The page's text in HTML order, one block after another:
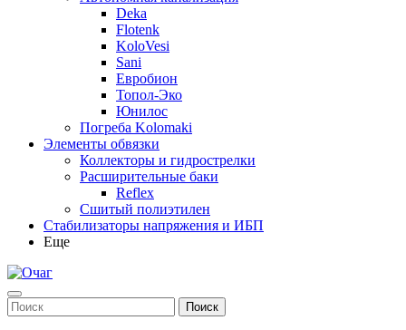
Deka
Flotenk
KoloVesi
Sani
Евробион
Топол-Эко
Юнилос
Погреба Kolomaki
Элементы обвязки
Коллекторы и гидрострелки
Расширительные баки
Reflex
Сшитый полиэтилен
Стабилизаторы напряжения и ИБП
Еще